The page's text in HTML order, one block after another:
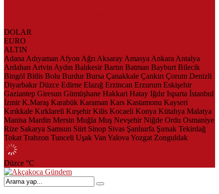
DOLAR
EURO
ALTIN
Adana Adıyaman Afyon Ağrı Aksaray Amasya Ankara Antalya
Ardahan Artvin Aydın Balıkesir Bartın Batman Bayburt Bilecik
Bingöl Bitlis Bolu Burdur Bursa Çanakkale Çankırı Çorum Denizli
Diyarbakır Düzce Edirne Elazığ Erzincan Erzurum Eskişehir
Gaziantep Giresun Gümüşhane Hakkari Hatay Iğdır Isparta İstanbul
İzmir K.Maraş Karabük Karaman Kars Kastamonu Kayseri
Kırıkkale Kırklareli Kırşehir Kilis Kocaeli Konya Kütahya Malatya
Manisa Mardin Mersin Muğla Muş Nevşehir Niğde Ordu Osmaniye
Rize Sakarya Samsun Siirt Sinop Sivas Şanlıurfa Şırnak Tekirdağ
Tokat Trabzon Tunceli Uşak Van Yalova Yozgat Zonguldak
Düzce °C